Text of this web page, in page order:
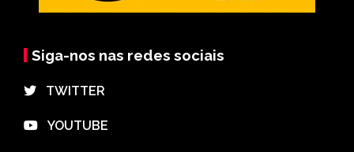
Siga-nos nas redes sociais
⠀TWITTER
⠀YOUTUBE